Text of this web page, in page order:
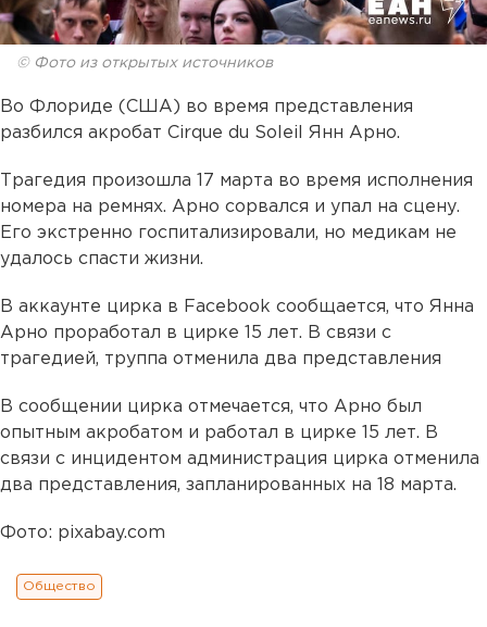
© Фото из открытых источников
Во Флориде (США) во время представления
разбился акробат Cirque du Soleil Янн Арно.
Трагедия произошла 17 марта во время исполнения
номера на ремнях. Арно сорвался и упал на сцену.
Его экстренно госпитализировали, но медикам не
удалось спасти жизни.
В аккаунте цирка в Facebook сообщается, что Янна
Арно проработал в цирке 15 лет. В связи с
трагедией, труппа отменила два представления
В сообщении цирка отмечается, что Арно был
опытным акробатом и работал в цирке 15 лет. В
связи с инцидентом администрация цирка отменила
два представления, запланированных на 18 марта.
Фото: pixabay.com
Общество